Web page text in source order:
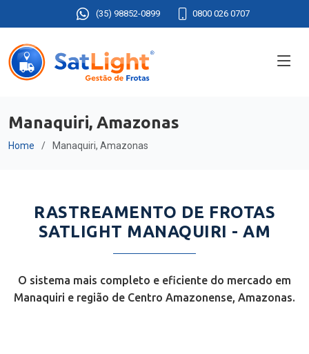
(35) 98852-0899 0800 026 0707
Manaquiri, Amazonas
Home Manaquiri, Amazonas
RASTREAMENTO DE FROTAS
SATLIGHT MANAQUIRI - AM
O sistema mais completo e eficiente do mercado em
Manaquiri e região de Centro Amazonense, Amazonas.